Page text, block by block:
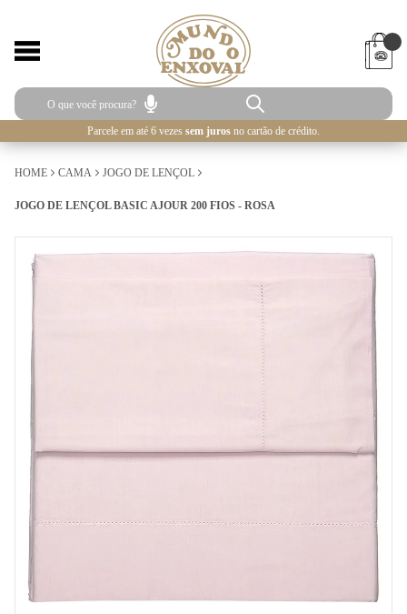
Parcele em até 6 vezes sem juros no cartão de crédito.
HOME CAMA JOGO DE LENÇOL
JOGO DE LENÇOL BASIC AJOUR 200 FIOS - ROSA